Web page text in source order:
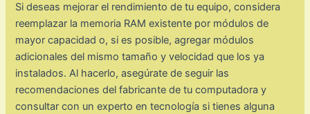
Si deseas mejorar el rendimiento de tu equipo, considera
reemplazar la memoria RAM existente por módulos de
mayor capacidad o, si es posible, agregar módulos
adicionales del mismo tamaño y velocidad que los ya
instalados. Al hacerlo, asegúrate de seguir las
recomendaciones del fabricante de tu computadora y
consultar con un experto en tecnología si tienes alguna